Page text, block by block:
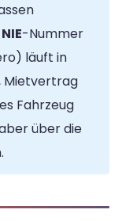
NIE-Nummer
läuft in
Mietvertrag
Fahrzeug
über die